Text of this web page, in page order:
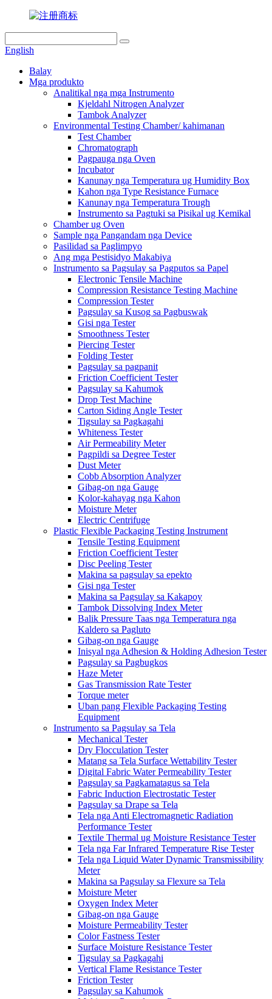
English
Balay
Mga produkto
Analitikal nga mga Instrumento
Kjeldahl Nitrogen Analyzer
Tambok Analyzer
Environmental Testing Chamber/ kahimanan
Test Chamber
Chromatograph
Pagpauga nga Oven
Incubator
Kanunay nga Temperatura ug Humidity Box
Kahon nga Type Resistance Furnace
Kanunay nga Temperatura Trough
Instrumento sa Pagtuki sa Pisikal ug Kemikal
Chamber ug Oven
Sample nga Pangandam nga Device
Pasilidad sa Paglimpyo
Ang mga Pestisidyo Makabiya
Instrumento sa Pagsulay sa Pagputos sa Papel
Electronic Tensile Machine
Compression Resistance Testing Machine
Compression Tester
Pagsulay sa Kusog sa Pagbuswak
Gisi nga Tester
Smoothness Tester
Piercing Tester
Folding Tester
Pagsulay sa pagpanit
Friction Coefficient Tester
Pagsulay sa Kahumok
Drop Test Machine
Carton Siding Angle Tester
Tigsulay sa Pagkagahi
Whiteness Tester
Air Permeability Meter
Pagpildi sa Degree Tester
Dust Meter
Cobb Absorption Analyzer
Gibag-on nga Gauge
Kolor-kahayag nga Kahon
Moisture Meter
Electric Centrifuge
Plastic Flexible Packaging Testing Instrument
Tensile Testing Equipment
Friction Coefficient Tester
Disc Peeling Tester
Makina sa pagsulay sa epekto
Gisi nga Tester
Makina sa Pagsulay sa Kakapoy
Tambok Dissolving Index Meter
Balik Pressure Taas nga Temperatura nga
Kaldero sa Pagluto
Gibag-on nga Gauge
Inisyal nga Adhesion & Holding Adhesion Tester
Pagsulay sa Pagbugkos
Haze Meter
Gas Transmission Rate Tester
Torque meter
Uban pang Flexible Packaging Testing
Equipment
Instrumento sa Pagsulay sa Tela
Mechanical Tester
Dry Flocculation Tester
Matang sa Tela Surface Wettability Tester
Digital Fabric Water Permeability Tester
Pagsulay sa Pagkamatagus sa Tela
Fabric Induction Electrostatic Tester
Pagsulay sa Drape sa Tela
Tela nga Anti Electromagnetic Radiation
Performance Tester
Textile Thermal ug Moisture Resistance Tester
Tela nga Far Infrared Temperature Rise Tester
Tela nga Liquid Water Dynamic Transmissibility
Meter
Makina sa Pagsulay sa Flexure sa Tela
Moisture Meter
Oxygen Index Meter
Gibag-on nga Gauge
Moisture Permeability Tester
Color Fastness Tester
Surface Moisture Resistance Tester
Tigsulay sa Pagkagahi
Vertical Flame Resistance Tester
Friction Tester
Pagsulay sa Kahumok